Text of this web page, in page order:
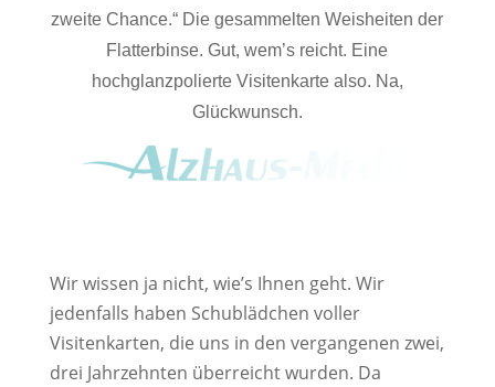
zweite Chance.“ Die gesammelten Weisheiten der
Flatterbinse. Gut, wem’s reicht. Eine
hochglanzpolierte Visitenkarte also. Na,
Glückwunsch.
Wir wissen ja nicht, wie’s Ihnen geht. Wir
jedenfalls haben Schublädchen voller
Visitenkarten, die uns in den vergangenen zwei,
drei Jahrzehnten überreicht wurden. Da